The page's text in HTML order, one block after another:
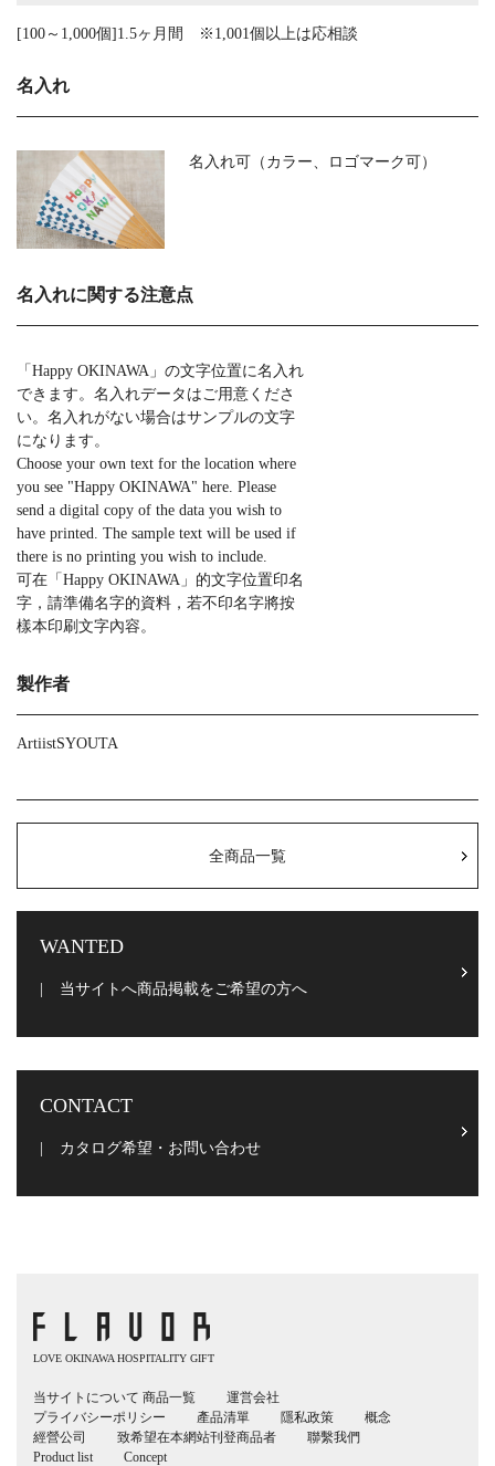
[100～1,000個]1.5ヶ月間 ※1,001個以上は応相談
名入れ
名入れ可（カラー、ロゴマーク可）
名入れに関する注意点
「Happy OKINAWA」の文字位置に名入れ
できます。名入れデータはご用意くださ
い。名入れがない場合はサンプルの文字
になります。
Choose your own text for the location where
you see "Happy OKINAWA" here. Please
send a digital copy of the data you wish to
have printed. The sample text will be used if
there is no printing you wish to include.
可在「Happy OKINAWA」的文字位置印名
字，請準備名字的資料，若不印名字將按
樣本印刷文字內容。
製作者
ArtiistSYOUTA
全商品一覧
WANTED
当サイトへ商品掲載をご希望の方へ
CONTACT
カタログ希望・お問い合わせ
LOVE OKINAWA HOSPITALITY GIFT
当サイトについて 商品一覧
運営会社
プライバシーポリシー
產品清單 隱私政策
概念
經營公司
致希望在本網站刊登商品者
聯繫我們
Product list
Concept